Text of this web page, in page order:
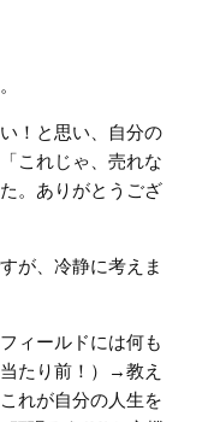
！と思い、自分の
これじゃ、売れな
。ありがとうござ
が、冷静に考えま
ィールドには何も
たり前！）→教え
れが自分の人生を